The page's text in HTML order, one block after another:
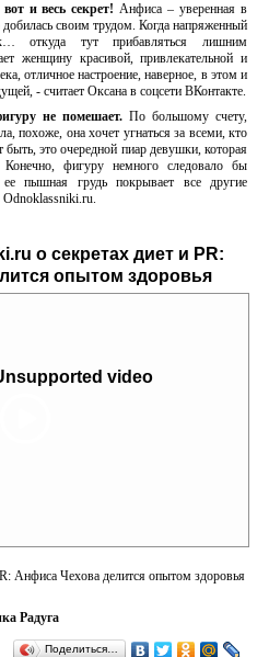
и весь секрет!Анфиса – уверенная в
добилась своим трудом. Когда напряженный
откуда тут прибавляться лишним
женщину красивой, привлекательной и
отличное настроение, наверное, в этом и
- считает Оксана в соцсети ВКонтакте.
не помешает. По большому счету,
похоже, она хочет угнаться за всеми, кто
это очередной пиар девушки, которая
фигуру немного следовало бы
ее пышная грудь покрывает все другие
Odnoklassniki.ru.
о секретах диет и PR:
опытом здоровья
video
Анфиса Чехова делится опытом здоровья
Радуга
Поделиться…